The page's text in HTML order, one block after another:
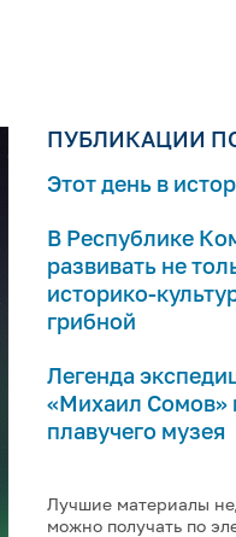
ПУБЛИКАЦИИ
Этот день в
В Республике
развивать не
историко-
грибной
Легенда
«Михаил Сомов»
плавучего музея
Лучшие материалы
можно получать по